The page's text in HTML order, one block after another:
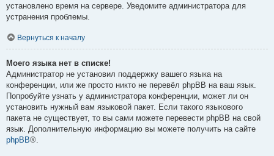
установлено время на сервере. Уведомите администратора для
устранения проблемы.
Вернуться к началу
Моего языка нет в списке!
Администратор не установил поддержку вашего языка на
конференции, или же просто никто не перевёл phpBB на ваш язык.
Попробуйте узнать у администратора конференции, может ли он
установить нужный вам языковой пакет. Если такого языкового
пакета не существует, то вы сами можете перевести phpBB на свой
язык. Дополнительную информацию вы можете получить на сайте
phpBB®.